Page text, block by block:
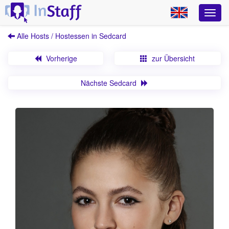
Alle Hosts / Hostessen in Sedcard
Vorherige zur Übersicht
Nächste Sedcard